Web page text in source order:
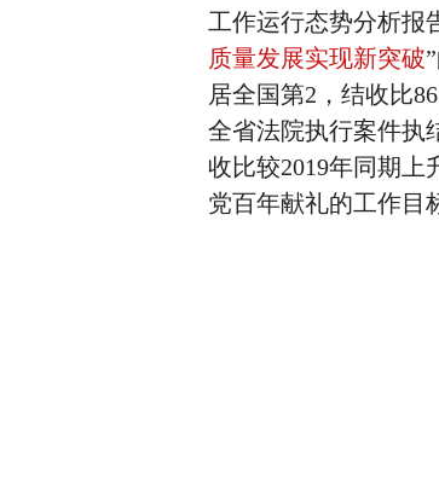
工作运行态势分析报
质量发展实现新突破
居全国第2，结收比
全省法院执行案件执
收比较2019年同期上
党百年献礼的工作目